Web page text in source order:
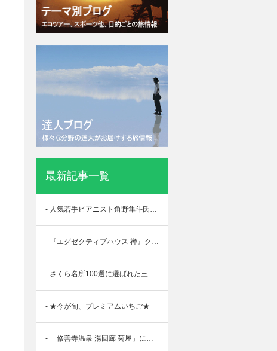
最新記事一覧
- 人気若手ピアニスト角野隼斗氏出演コンサート鑑賞ツアー
- 『エグゼクティブハウス 禅』クオリタ限定 宿泊プラン
- さくら名所100選に選ばれた三春滝桜、霞ヶ城公園 源泉と望瀧の湯庄「会津東山温泉 原瀧」に滞在 ご自宅から専用車で巡る 栃木・福島2日間
- ★今が旬、プレミアムいちご★
- 「修善寺温泉 湯回廊 菊屋」に滞在 ご自宅から専用車で巡る 鎌倉・伊豆2日間